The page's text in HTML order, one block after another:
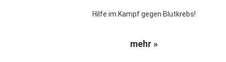
Hilfe im Kampf gegen Blutkrebs!
mehr »